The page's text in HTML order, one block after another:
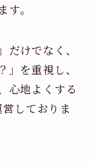
。
だけでなく、
」を重視し、
心地よくする
しておりま